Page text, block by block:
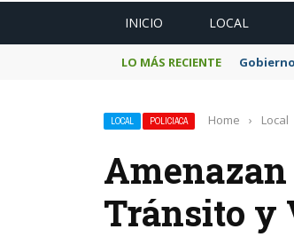
INICIO LOCAL
LO MÁS RECIENTE
LOCAL POLICIACA Home › Local
Tránsito y